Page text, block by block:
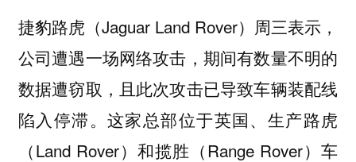
捷豹路虎（Jaguar Land Rover）周三表示，
公司遭遇一场网络攻击，期间有数量不明的
数据遭窃取，且此次攻击已导致车辆装配线
陷入停滞。这家总部位于英国、生产路虎
（Land Rover）和揽胜（Range Rover）车